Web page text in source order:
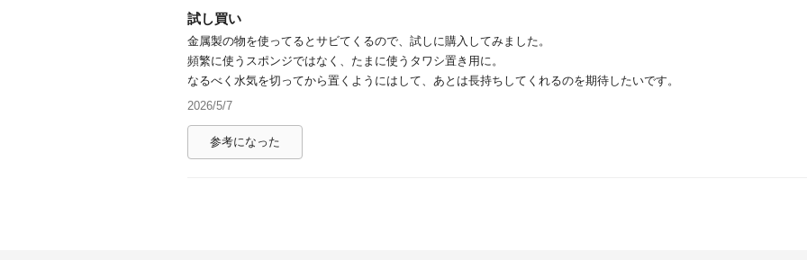
試し買い
金属製の物を使ってるとサビてくるので、試しに購入してみました。
頻繁に使うスポンジではなく、たまに使うタワシ置き用に。
なるべく水気を切ってから置くようにはして、あとは長持ちしてくれるのを期待したいです。
2026/5/7
参考になった